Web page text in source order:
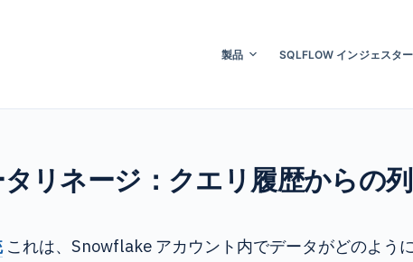
製品 SQLFLOW インジェスター
リネージ：クエリ履歴からの
これは、Snowflake アカウント内でデータがどのよう